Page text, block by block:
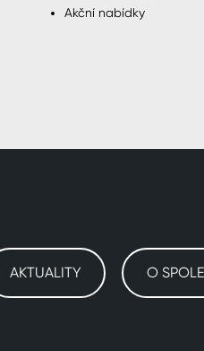
Akční nabídky
AKTUALITY O